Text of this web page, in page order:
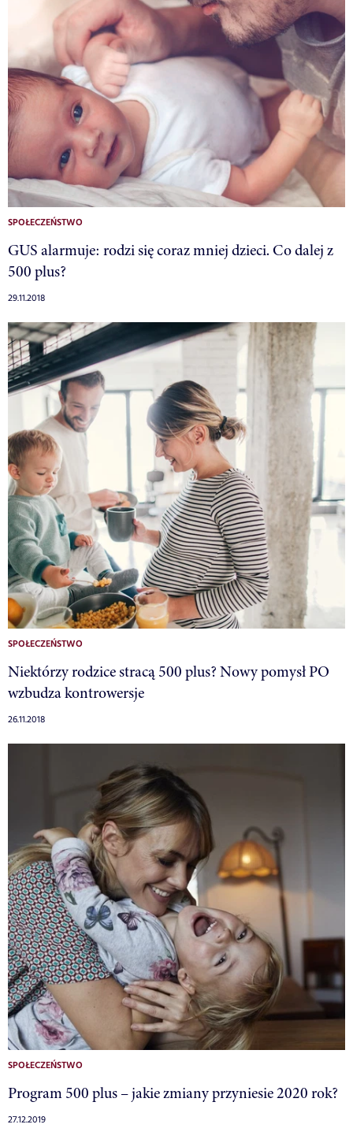
SPOŁECZEŃSTWO
GUS alarmuje: rodzi się coraz mniej dzieci. Co dalej z
500 plus?
29.11.2018
SPOŁECZEŃSTWO
Niektórzy rodzice stracą 500 plus? Nowy pomysł PO
wzbudza kontrowersje
26.11.2018
SPOŁECZEŃSTWO
Program 500 plus – jakie zmiany przyniesie 2020 rok?
27.12.2019